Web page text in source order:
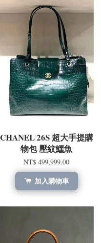
CHANEL 26S 超大手提購
物包 壓紋鱷魚
NT$ 499,999.00
加入購物車